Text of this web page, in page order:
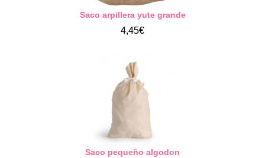
Saco arpillera yute grande
4,45€
Saco pequeño algodon